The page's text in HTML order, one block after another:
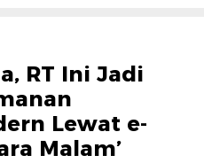
RT Ini Jadi
Lewat e-
Malam’